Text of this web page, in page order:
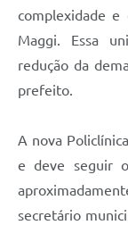
complexidade
Maggi. Essa
redução da
prefeito.
A nova
e deve seguir
secretário